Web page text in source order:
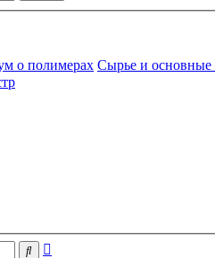
о полимерах Сырье и основные
Поиск